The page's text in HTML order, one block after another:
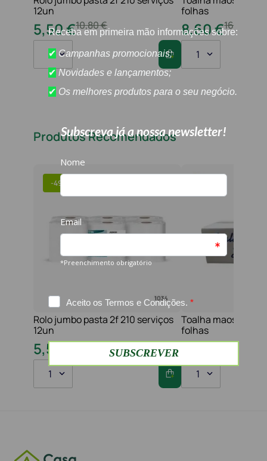
12un
10,80€
5,50€
1
folhas
16
8,60€
1
Produtos Recomendados
-49%
Rolo jumbo pasta 2f 210 serviços
12un
10,80€
5,50€
1
Toalha maos 2f
folhas
16,20
8,60€
1